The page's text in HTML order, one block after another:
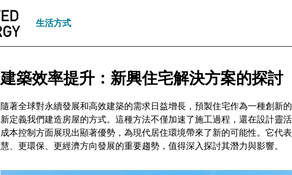
生活方式
建築效率提升：新興住宅解決方案的探討
隨著全球對永續發展和高效建築的需求日益增長，預製住宅作為一種創新
新定義我們建造房屋的方式。這種方法不僅加速了施工過程，還在設計靈
成本控制方面展現出顯著優勢，為現代居住環境帶來了新的可能性。它代
慧、更環保、更經濟方向發展的重要趨勢，值得深入探討其潛力與影響。